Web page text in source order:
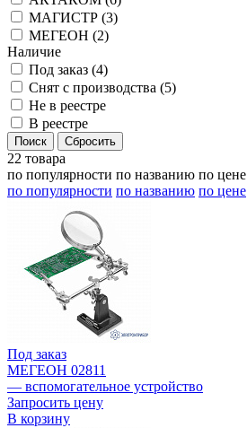
МАГИСТР (3)
МЕГЕОН (2)
Наличие
Под заказ (4)
Снят с производства (5)
Не в реестре
В реестре
22 товара
по популярности по названию по цене
по популярности по названию по цене
Под заказ
МЕГЕОН 02811
— вспомогательное устройство
Запросить цену
В корзину